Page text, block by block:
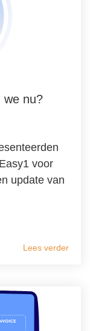
we nu?
voor
update van
Lees verder